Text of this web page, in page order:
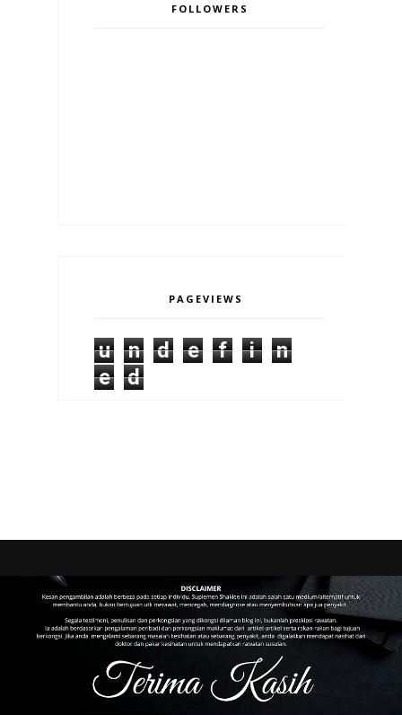
FOLLOWERS
PAGEVIEWS
u n d e f i
n
e
d